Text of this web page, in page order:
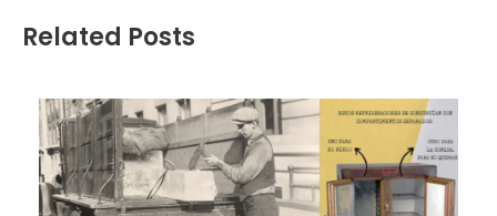
Related Posts